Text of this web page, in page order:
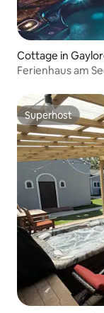
Cottage in
Ferienhaus am
Superhost
Superhost